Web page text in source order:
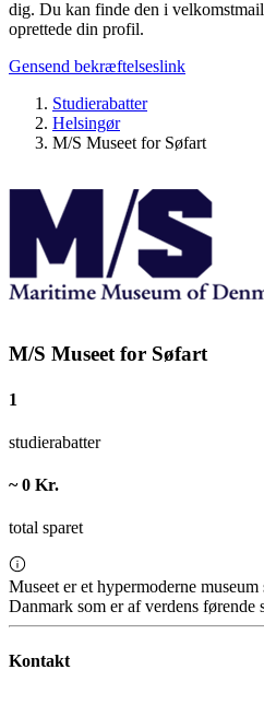
dig. Du kan finde den i
oprettede din profil.
Gensend bekræftelseslink
Studierabatter
Helsingør
M/S Museet for Søfart
M/S Museet for Søfart
1
studierabatter
~ 0 Kr.
total sparet
Museet er et hypermoderne
Danmark som er af verdens førende
Kontakt